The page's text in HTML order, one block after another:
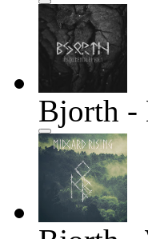
Bjorth -